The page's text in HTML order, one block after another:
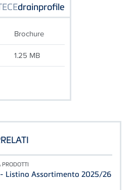
drainprofile
Brochure
1.25 MB
- Listino Assortimento 2025/26